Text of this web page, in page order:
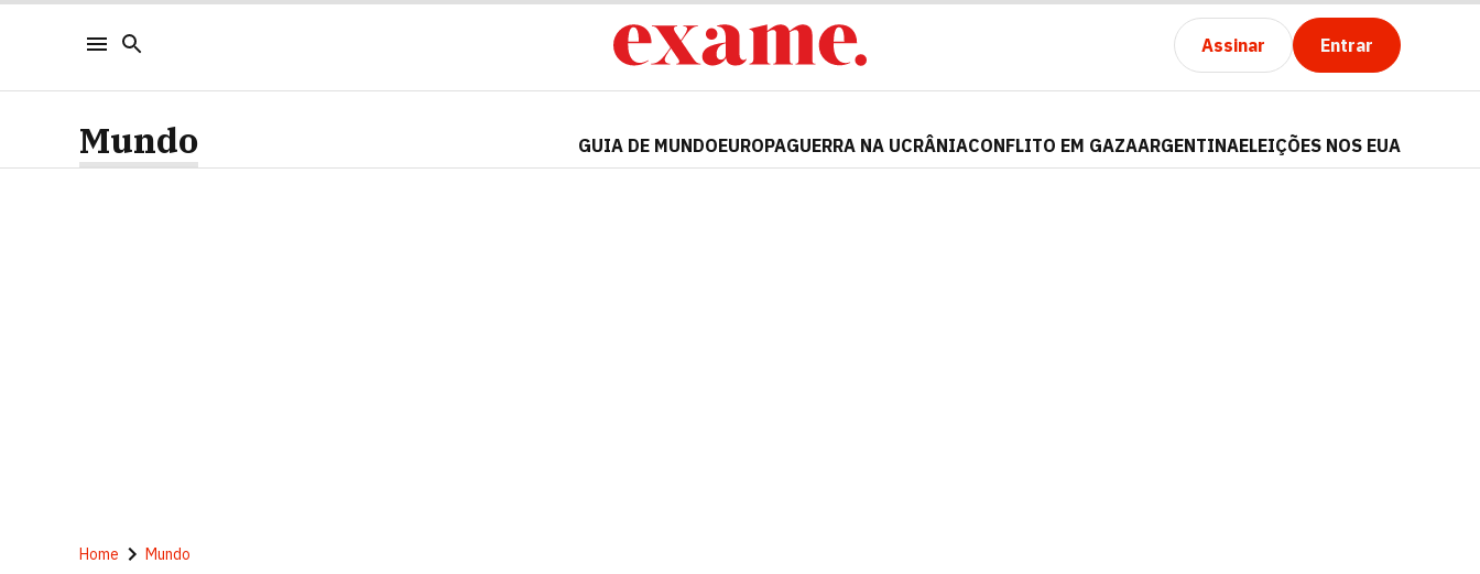
Assinar Entrar
Mundo GUIA DE MUNDOEUROPAGUERRA NA UCRÂNIACONFLITO EM GAZAARGENTINAELEIÇÕES NOS EUA
Home Mundo